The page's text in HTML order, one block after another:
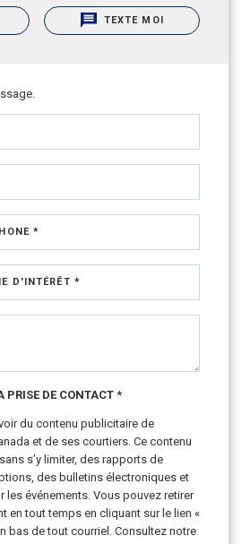
TEXTE MOI
*
D'INTÉRÊT *
PRISE DE CONTACT *
du contenu publicitaire de
et de ses courtiers. Ce contenu
s’y limiter, des rapports de
des bulletins électroniques et
les événements. Vous pouvez retirer
en tout temps en cliquant sur le lien «
bas de tout courriel. Consultez notre